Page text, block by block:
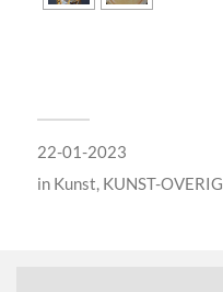
22-01-2023
in Kunst, KUNST-OVERIG